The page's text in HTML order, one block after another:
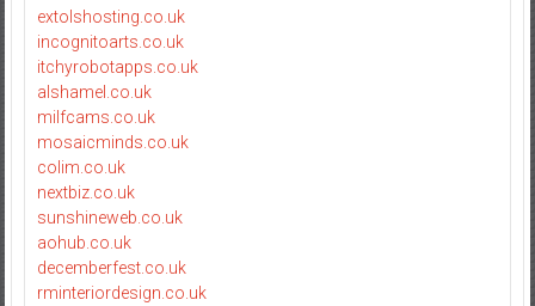
extolshosting.co.uk
incognitoarts.co.uk
itchyrobotapps.co.uk
alshamel.co.uk
milfcams.co.uk
mosaicminds.co.uk
colim.co.uk
nextbiz.co.uk
sunshineweb.co.uk
aohub.co.uk
decemberfest.co.uk
rminteriordesign.co.uk